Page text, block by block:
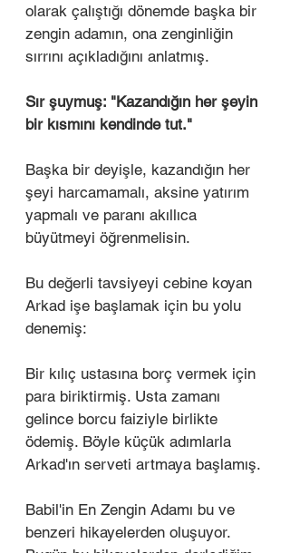
olarak çalıştığı dönemde başka bir
zengin adamın, ona zenginliğin
sırrını açıkladığını anlatmış.
Sır şuymuş: "Kazandığın her şeyin
bir kısmını kendinde tut."
Başka bir deyişle, kazandığın her
şeyi harcamamalı, aksine yatırım
yapmalı ve paranı akıllıca
büyütmeyi öğrenmelisin.
Bu değerli tavsiyeyi cebine koyan
Arkad işe başlamak için bu yolu
denemiş:
Bir kılıç ustasına borç vermek için
para biriktirmiş. Usta zamanı
gelince borcu faiziyle birlikte
ödemiş. Böyle küçük adımlarla
Arkad'ın serveti artmaya başlamış.
Babil'in En Zengin Adamı bu ve
benzeri hikayelerden oluşuyor.